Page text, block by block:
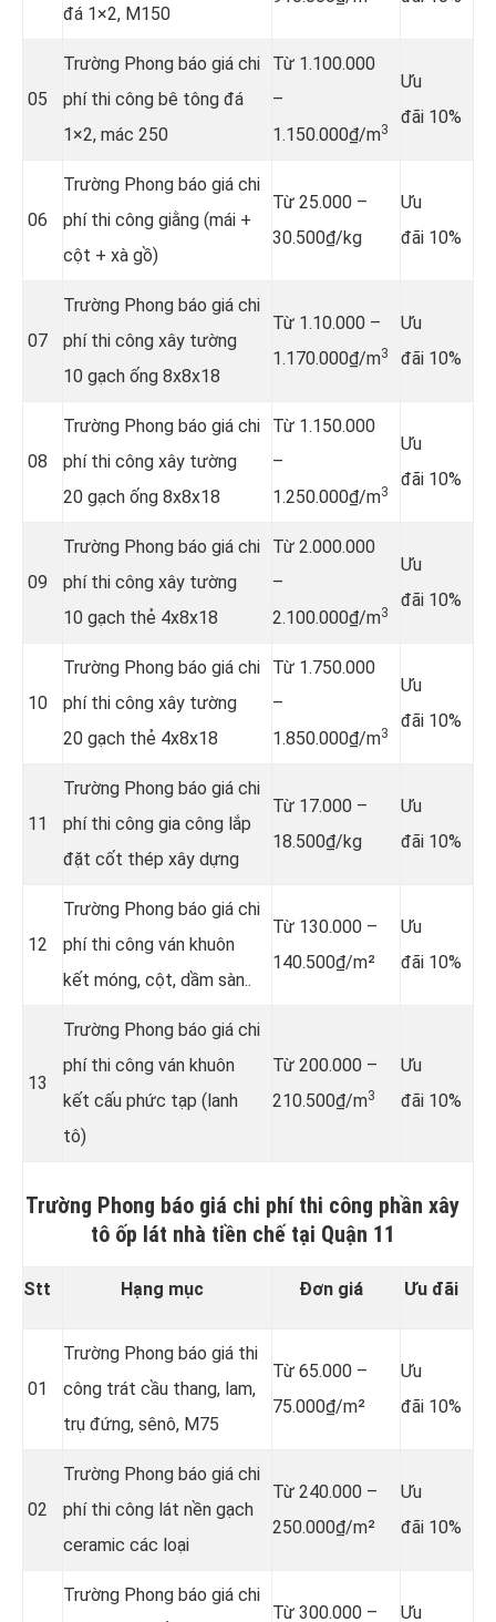
đá 1×2, M150
05
Trường Phong báo giá chi
phí thi công bê tông đá
1×2, mác 250
Từ 1.100.000
–
1.150.000₫/m3
Ưu
đãi 10%
06
Trường Phong báo giá chi
phí thi công giằng (mái +
cột + xà gồ)
Từ 25.000 –
30.500₫/kg
Ưu
đãi 10%
07
Trường Phong báo giá chi
phí thi công xây tường
10 gạch ống 8x8x18
Từ 1.10.000 –
1.170.000₫/m3
Ưu
đãi 10%
08
Trường Phong báo giá chi
phí thi công xây tường
20 gạch ống 8x8x18
Từ 1.150.000
–
1.250.000₫/m3
Ưu
đãi 10%
09
Trường Phong báo giá chi
phí thi công xây tường
10 gạch thẻ 4x8x18
Từ 2.000.000
–
2.100.000₫/m3
Ưu
đãi 10%
10
Trường Phong báo giá chi
phí thi công xây tường
20 gạch thẻ 4x8x18
Từ 1.750.000
–
1.850.000₫/m3
Ưu
đãi 10%
11
Trường Phong báo giá chi
phí thi công gia công lắp
đặt cốt thép xây dựng
Từ 17.000 –
18.500₫/kg
Ưu
đãi 10%
12
Trường Phong báo giá chi
phí thi công ván khuôn
kết móng, cột, dầm sàn..
Từ 130.000 –
140.500₫/m²
Ưu
đãi 10%
13
Trường Phong báo giá chi
phí thi công ván khuôn
kết cấu phức tạp (lanh
tô)
Từ 200.000 –
210.500₫/m3
Ưu
đãi 10%
Trường Phong báo giá chi phí thi công phần xây
tô ốp lát nhà tiền chế tại Quận 11
Stt Hạng mục Đơn giá Ưu đãi
01
Trường Phong báo giá thi
công trát cầu thang, lam,
trụ đứng, sênô, M75
Từ 65.000 –
75.000₫/m²
Ưu
đãi 10%
02
Trường Phong báo giá chi
phí thi công lát nền gạch
ceramic các loại
Từ 240.000 –
250.000₫/m²
Ưu
đãi 10%
Trường Phong báo giá chi
Từ 300.000 –
Ưu